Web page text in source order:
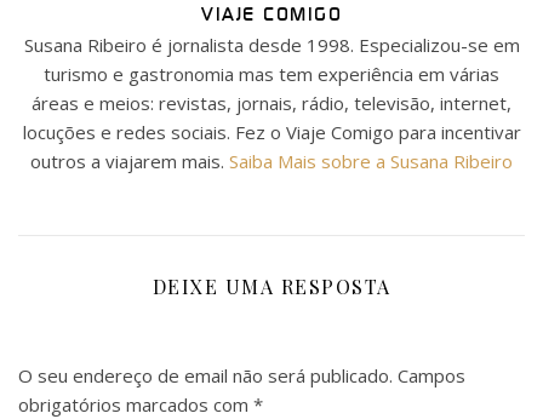
VIAJE COMIGO
Susana Ribeiro é jornalista desde 1998. Especializou-se em
turismo e gastronomia mas tem experiência em várias
áreas e meios: revistas, jornais, rádio, televisão, internet,
locuções e redes sociais. Fez o Viaje Comigo para incentivar
outros a viajarem mais. Saiba Mais sobre a Susana Ribeiro
DEIXE UMA RESPOSTA
O seu endereço de email não será publicado. Campos
obrigatórios marcados com *